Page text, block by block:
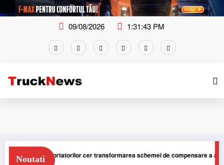
Skip
to
09/08/2026 1:31:44 PM
Noutaticer transformarea schemei de compensare a accizei în